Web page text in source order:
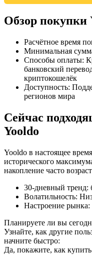
Фьючерсы на
Криптовалютные
TradFi
Деривативы на
USDC фьючерсы
Фьючерсы с
обеспечения
Обзор покупки
Расчётное время
Минимальная
Способы оплаты:
банковский
криптокошелёк
Доступность:
регионов мира
Сейчас
Yooldo
Yooldo в настоящее
исторического
накопление часто
30-дневный тренд:
Волатильность:
Настроение рынка:
Планируете ли вы
Узнайте, как другие
начните быстро:
Да, покажите, как